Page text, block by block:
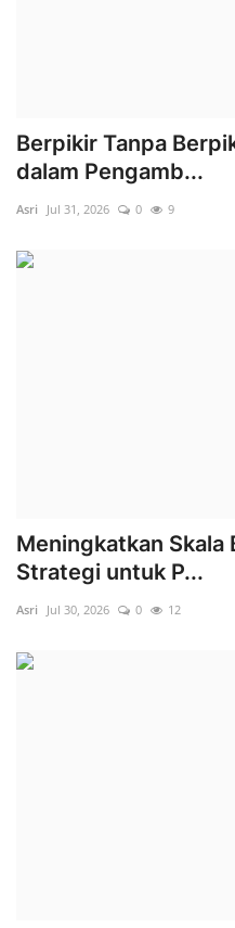
Berpikir Tanpa
dalam Pengamb...
Asri Jul 31, 2026 0 9
Meningkatkan Skala
Strategi untuk P...
Asri Jul 30, 2026 0 12